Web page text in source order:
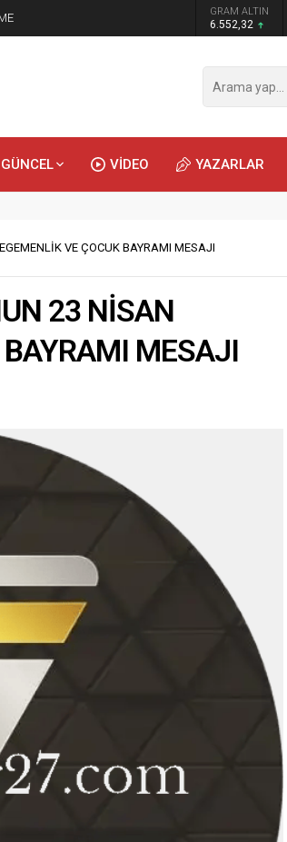
GRAM ALTIN
6.552,32
GÜNCEL VİDEO YAZARLAR
VE ÇOCUK BAYRAMI MESAJI
23 NİSAN
MESAJI